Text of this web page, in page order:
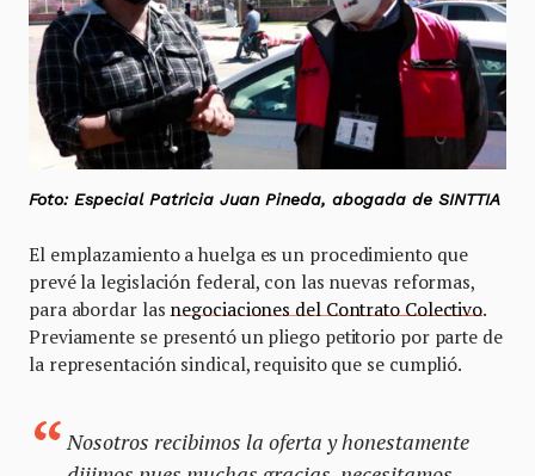
Foto: Especial Patricia Juan Pineda, abogada de SINTTIA
El emplazamiento a huelga es un procedimiento que
prevé la legislación federal, con las nuevas reformas,
para abordar las negociaciones del Contrato Colectivo.
Previamente se presentó un pliego petitorio por parte de
la representación sindical, requisito que se cumplió.
Nosotros recibimos la oferta y honestamente